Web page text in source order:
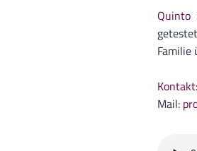
Quinto
Familie
Kontakt:
Mail: